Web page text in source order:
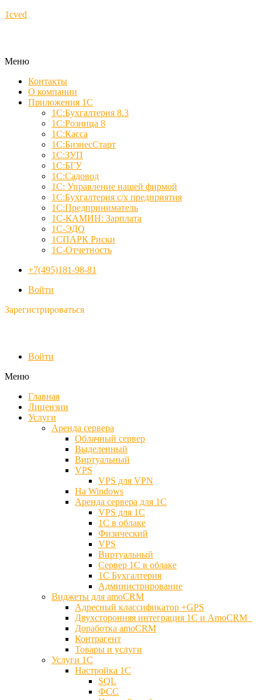
1cved
Меню
Контакты
О компании
Приложения 1С
1С:Бухгалтерия 8.3
1С:Розница 8
1С:Касса
1С:БизнесСтарт
1С:ЗУП
1С:БГУ
1С:Садовод
1С: Управление нашей фирмой
1С:Бухгалтерия с/х предприятия
1С:Предприниматель
1С-КАМИН: Зарплата
1С-ЭДО
1СПАРК Риски
1С-Отчетность
+7(495)181-98-81
Войти
Зарегистрироваться
Войти
Меню
Главная
Лицензии
Услуги
Аренда сервера
Облачный сервер
Выделенный
Виртуальный
VPS
VPS для VPN
На Windows
Аренда сервера для 1С
VPS для 1С
1С в облаке
Физический
VPS
Виртуальный
Сервер 1С в облаке
1С Бухгалтерия
Администрирование
Виджеты для amoCRM
Адресный классификатор +GPS
Двухсторонняя интеграция 1С и AmoCRM
Доработка amoCRM
Контрагент
Товары и услуги
Услуги 1С
Настройка 1С
SQL
ФСС